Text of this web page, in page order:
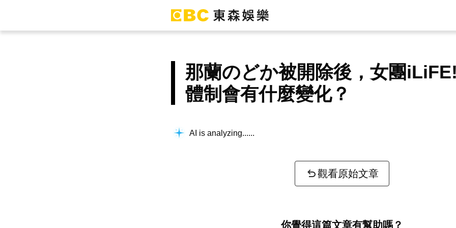
那蘭のどか被開除後，女團
體制會有什麼變化？
AI is analyzing...
觀看原始文章
你覺得這篇文章有幫助嗎？